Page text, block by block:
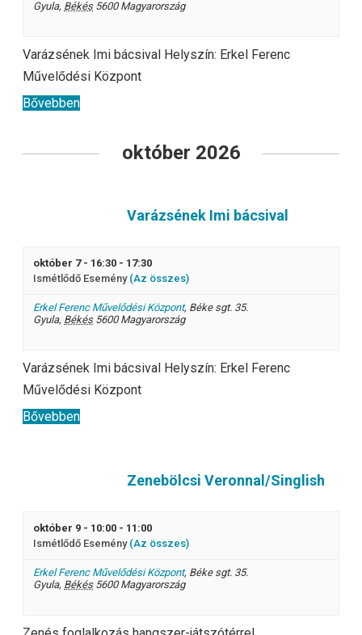
Gyula, Békés 5600 Magyarország
Varázsének Imi bácsival Helyszín: Erkel Ferenc
Művelődési Központ
Bővebben
október 2026
Varázsének Imi bácsival
október 7 - 16:30 - 17:30
Ismétlődő Esemény (Az összes)
Erkel Ferenc Művelődési Központ, Béke sgt. 35.
Gyula, Békés 5600 Magyarország
Varázsének Imi bácsival Helyszín: Erkel Ferenc
Művelődési Központ
Bővebben
Zenebölcsi Veronnal/Singlish
október 9 - 10:00 - 11:00
Ismétlődő Esemény (Az összes)
Erkel Ferenc Művelődési Központ, Béke sgt. 35.
Gyula, Békés 5600 Magyarország